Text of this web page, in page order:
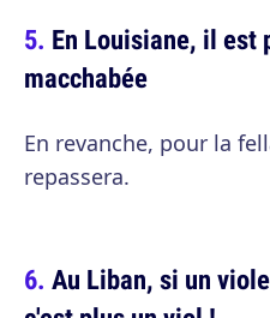
En Louisiane, il est
macchabée
En revanche, pour la
repassera.
Au Liban, si un